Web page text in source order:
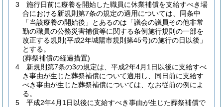
3
施行日前に療養を開始した職員に休業補償を支給すべき場
合における新規則第7条の規定の適用については、同条中
「当該療養の開始後」とあるのは「議会の議員その他非常
勤の職員の公務災害補償等に関する条例施行規則の一部を
改正する規則 (平成2年城陽市規則第45号)の施行の日以後」
とする。
(葬祭補償の経過措置)
4
新規則第7条の3の規定は、平成2年4月1日以後に支給すべ
き事由が生じた葬祭補償について適用し、同日前に支給す
べき事由が生じた葬祭補償については、なお従前の例によ
る。
5
平成2年4月1日以後に支給すべき事由が生じた葬祭補償で